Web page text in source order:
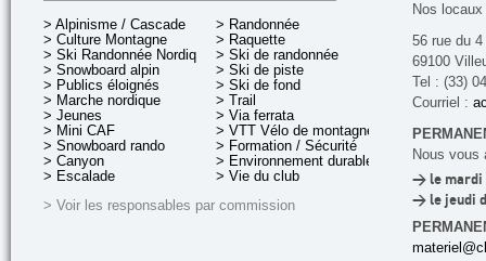
> Alpinisme / Cascade
> Culture Montagne
> Ski Randonnée Nordique
> Snowboard alpin
> Publics éloignés
> Marche nordique
> Jeunes
> Mini CAF
> Snowboard rando
> Canyon
> Escalade
> Randonnée
> Raquette
> Ski de randonnée
> Ski de piste
> Ski de fond
> Trail
> Via ferrata
> VTT Vélo de montagne
> Formation / Sécurité
> Environnement durable
> Vie du club
> Voir les responsables par commission
Nos
56 rue du
69100
Tel : (33)
Courriel :
Nous vous
> le mardi
> le jeudi